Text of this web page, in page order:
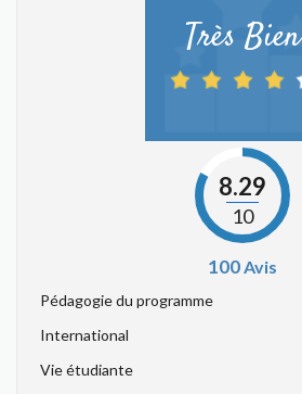
Très Bien
8.29
10
100Avis
Pédagogie du programme
International
Vie étudiante